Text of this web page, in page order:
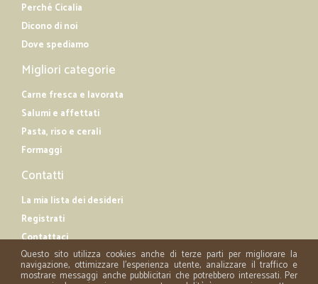
Perché Cicalia
Dicono di noi
Dove spediamo
Migliori categorie
Carne fresca e lavorata
Salumi e affettati
Pasta, riso e cerali
Formaggi
Contatti
La mia lista dei desideri
Registrati
Contattaci
Questo sito utilizza cookies anche di terze parti per migliorare la
navigazione, ottimizzare l'esperienza utente, analizzare il traffico e
mostrare messaggi anche pubblicitari che potrebbero interessati. Per